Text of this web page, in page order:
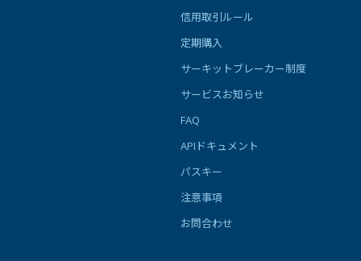
信用取引ルール
定期購入
サーキットブレーカー制度
サービスお知らせ
FAQ
APIドキュメント
パスキー
注意事項
お問合わせ